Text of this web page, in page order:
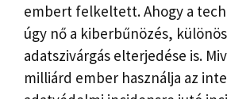
embert felkeltett. Ahogy a
úgy nő a kiberbűnözés,
adatszivárgás elterjedése is.
milliárd ember használja az